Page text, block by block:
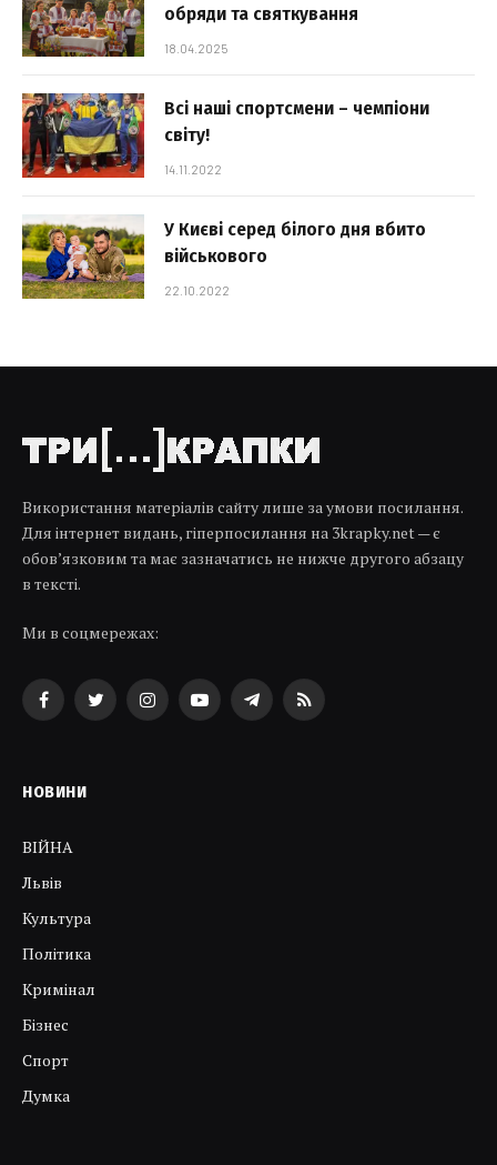
обряди та святкування
18.04.2025
Всі наші спортсмени – чемпіони
світу!
14.11.2022
У Києві серед білого дня вбито
військового
22.10.2022
Використання матеріалів сайту лише за умови посилання.
Для інтернет видань, гіперпосилання на 3krapky.net — є
обов’язковим та має зазначатись не нижче другого абзацу
в тексті.
Ми в соцмережах:
FacebookTwitterInstagramYouTubeTelegramRSS
НОВИНИ
ВІЙНА
Львів
Культура
Політика
Кримінал
Бізнес
Спорт
Думка